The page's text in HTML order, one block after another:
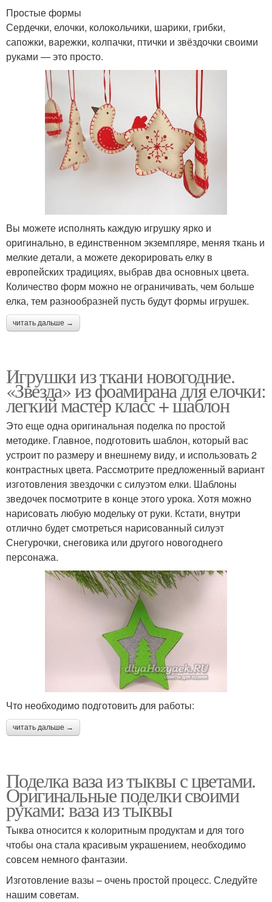
Простые формы
Сердечки, елочки, колокольчики, шарики, грибки,
сапожки, варежки, колпачки, птички и звёздочки своими
руками — это просто.
Вы можете исполнять каждую игрушку ярко и
оригинально, в единственном экземпляре, меняя ткань и
мелкие детали, а можете декорировать елку в
европейских традициях, выбрав два основных цвета.
Количество форм можно не ограничивать, чем больше
елка, тем разнообразней пусть будут формы игрушек.
читать дальше →
Игрушки из ткани новогодние.
«Звезда» из фоамирана для елочки:
легкий мастер класс + шаблон
Это еще одна оригинальная поделка по простой
методике. Главное, подготовить шаблон, который вас
устроит по размеру и внешнему виду, и использовать 2
контрастных цвета. Рассмотрите предложенный вариант
изготовления звездочки с силуэтом елки. Шаблоны
зведочек посмотрите в конце этого урока. Хотя можно
нарисовать любую модельку от руки. Кстати, внутри
отлично будет смотреться нарисованный силуэт
Снегурочки, снеговика или другого новогоднего
персонажа.
Что необходимо подготовить для работы:
читать дальше →
Поделка ваза из тыквы с цветами.
Оригинальные поделки своими
руками: ваза из тыквы
Тыква относится к колоритным продуктам и для того
чтобы она стала красивым украшением, необходимо
совсем немного фантазии.
Изготовление вазы – очень простой процесс. Следуйте
нашим советам.